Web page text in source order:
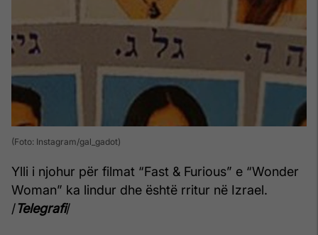
(Foto: Instagram/gal_gadot)
Ylli i njohur për filmat “Fast & Furious” e “Wonder
Woman” ka lindur dhe është rritur në Izrael.
/Telegrafi/